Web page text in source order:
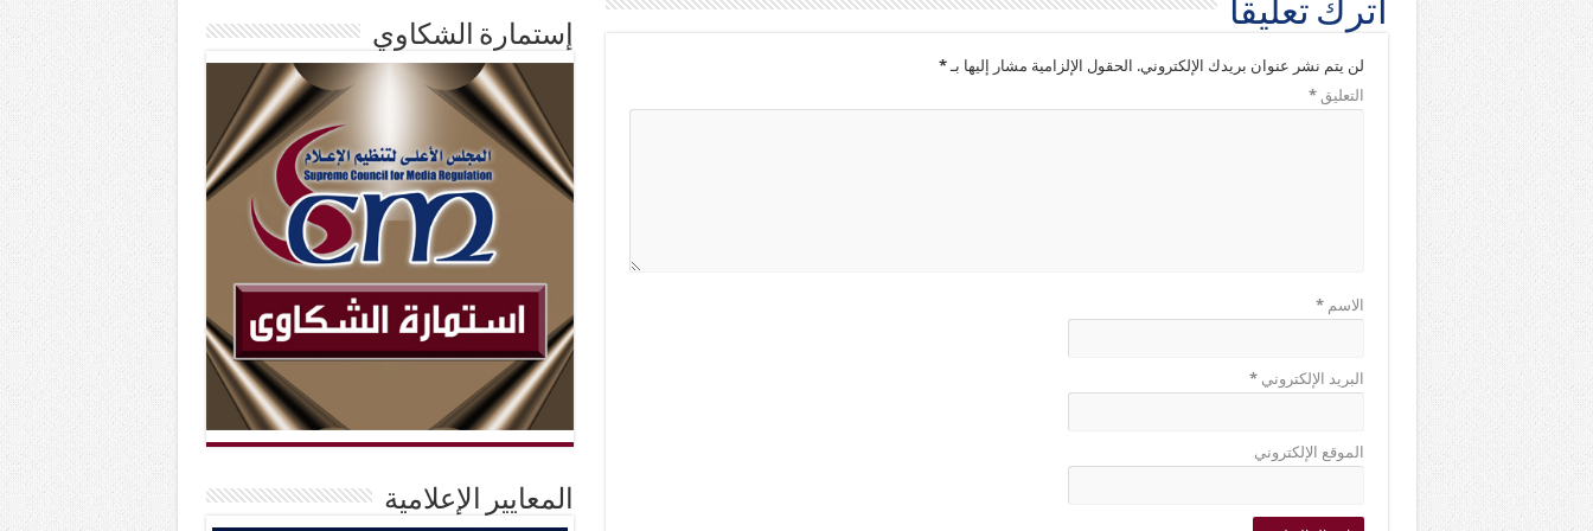
اترك تعليقاً
لن يتم نشر عنوان بريدك الإلكتروني. الحقول الإلزامية مشار إليها بـ*
التعليق*
الاسم*
البريد الإلكتروني*
الموقع الإلكتروني
إستمارة الشكاوي
المعايير الإعلامية